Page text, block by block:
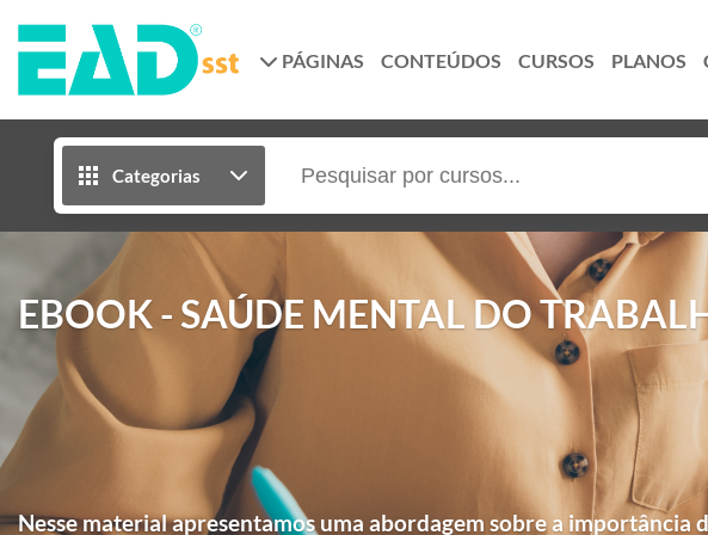
PÁGINAS CONTEÚDOS CURSOS PLANOS
Categorias
EBOOK - SAÚDE MENTAL DO
Nesse material apresentamos uma abordagem sobre a importância